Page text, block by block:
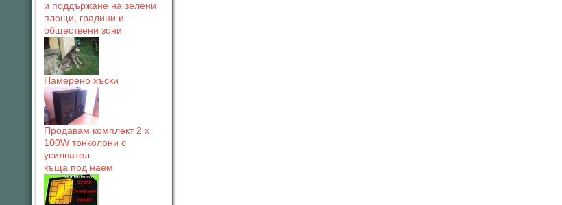
и поддържане на зелени
площи, градини и
обществени зони
Намерено хъски
Продавам комплект 2 х
100W тонколони с
усилвател
къща под наем